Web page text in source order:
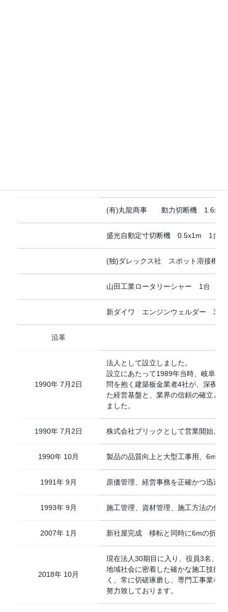
(有)丸龍商事 動力切断機
盛光自動定寸切断機 0.5x1m 1台
(独)ダレックス社 スポット溶接機
山田工業ロータリーシャー 1台
新ダイワ エンジンウェルダー 3台
沿革
1990年 7月2日
法人として設立しました。
設立にあたって1989年当時、岐阜県
問を抱く建築板金業者4社が、深夜
た経営基盤と、業界の信頼の確立と
ました。
1990年 7月2日 株式会社ブリックとして営業開始。
1990年 10月 製品の品質向上と大型工事用、6mの
1991年 9月 原価管理、経営事務を正確かつ迅速
1993年 9月 施工管理、資材管理、施工方法の信
2007年 1月 新社屋完成 移転と同時に6mの折曲
2018年 10月
現在法人30期目に入り、役員3名、
地域社会に密着した確かな施工技術
く、常に切磋琢磨し、専門工事業者
努力致しております。